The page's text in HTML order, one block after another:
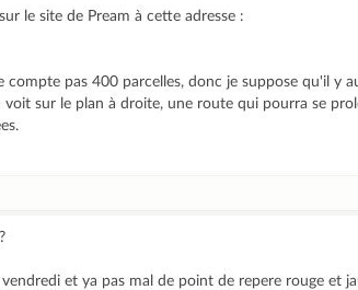
le site de Pream à cette adresse :
pas 400 parcelles, donc je suppose qu'il y
sur le plan à droite, une route qui pourra se
et ya pas mal de point de repere rouge et